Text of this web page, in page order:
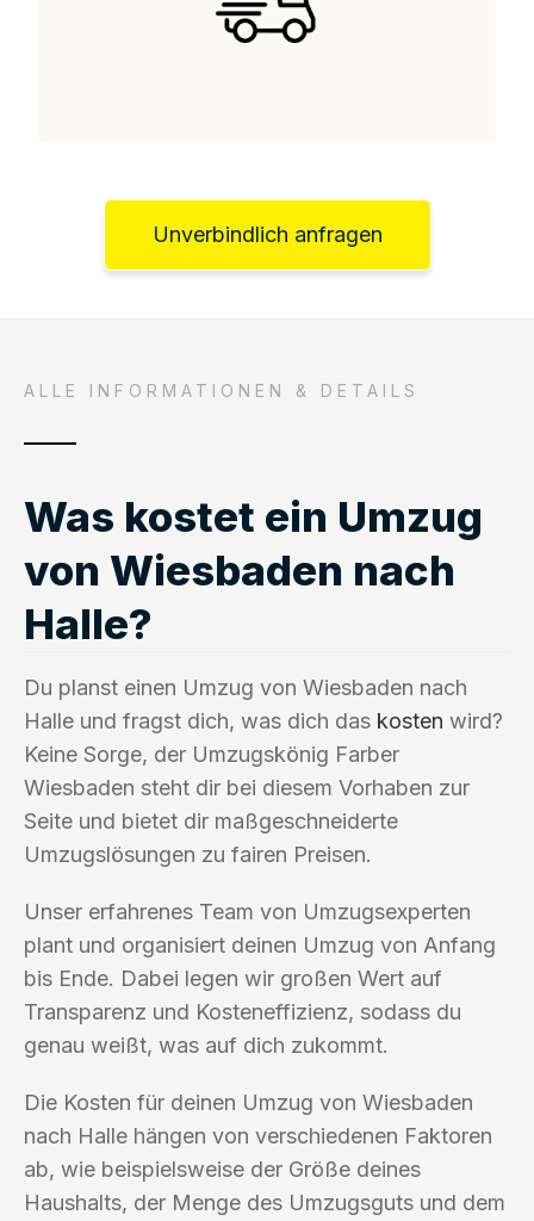
Unverbindlich anfragen
ALLE INFORMATIONEN & DETAILS
Was kostet ein Umzug
von Wiesbaden nach
Halle?
Du planst einen Umzug von Wiesbaden nach
Halle und fragst dich, was dich das kosten wird?
Keine Sorge, der Umzugskönig Farber
Wiesbaden steht dir bei diesem Vorhaben zur
Seite und bietet dir maßgeschneiderte
Umzugslösungen zu fairen Preisen.
Unser erfahrenes Team von Umzugsexperten
plant und organisiert deinen Umzug von Anfang
bis Ende. Dabei legen wir großen Wert auf
Transparenz und Kosteneffizienz, sodass du
genau weißt, was auf dich zukommt.
Die Kosten für deinen Umzug von Wiesbaden
nach Halle hängen von verschiedenen Faktoren
ab, wie beispielsweise der Größe deines
Haushalts, der Menge des Umzugsguts und dem